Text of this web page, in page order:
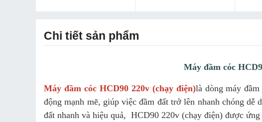
Chi tiết sản phẩm
Máy đầm cóc
Máy đầm cóc HCD90 220v (chạy điện)là dòng máy
động mạnh mẽ, giúp việc đầm đất trở lên nhanh chóng
đất nhanh và hiệu quả, HCD90 220v (chạy điện) được